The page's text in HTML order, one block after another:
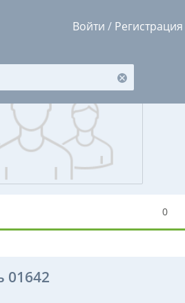
Войти / Регистрация
0
01642